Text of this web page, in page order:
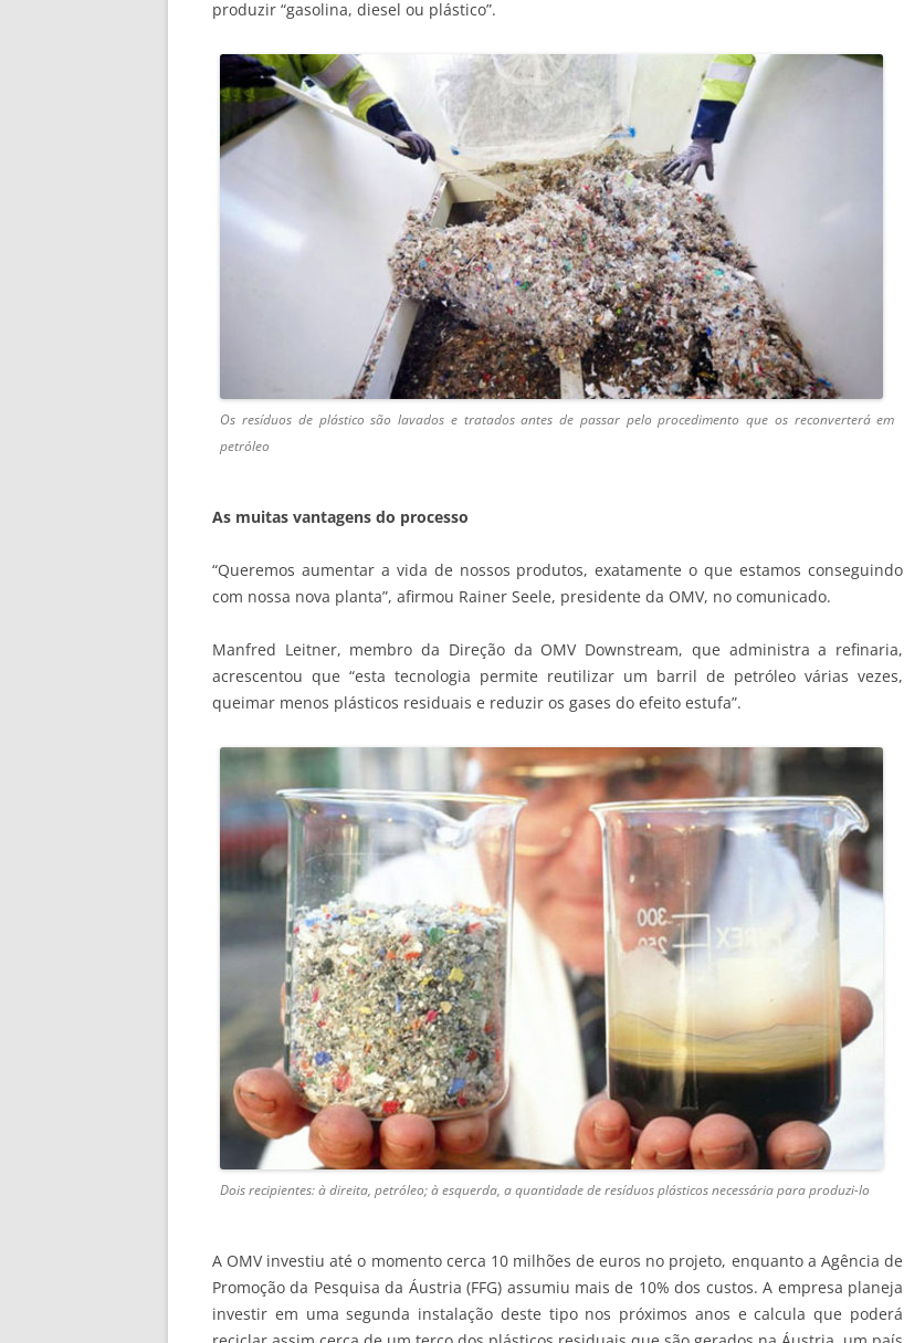
produzir “gasolina, diesel ou plástico”.
Os resíduos de plástico são lavados e tratados antes de passar pelo procedimento que os reconverterá em
petróleo
As muitas vantagens do processo
“Queremos aumentar a vida de nossos produtos, exatamente o que estamos conseguindo
com nossa nova planta”, afirmou Rainer Seele, presidente da OMV, no comunicado.
Manfred Leitner, membro da Direção da OMV Downstream, que administra a refinaria,
acrescentou que “esta tecnologia permite reutilizar um barril de petróleo várias vezes,
queimar menos plásticos residuais e reduzir os gases do efeito estufa”.
Dois recipientes: à direita, petróleo; à esquerda, a quantidade de resíduos plásticos necessária para produzi-lo
A OMV investiu até o momento cerca 10 milhões de euros no projeto, enquanto a Agência de
Promoção da Pesquisa da Áustria (FFG) assumiu mais de 10% dos custos. A empresa planeja
investir em uma segunda instalação deste tipo nos próximos anos e calcula que poderá